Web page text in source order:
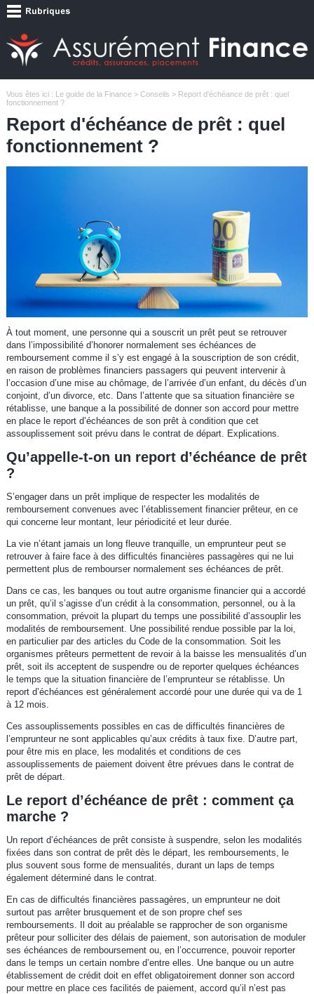
Vous êtes ici : Le guide de la Finance> Conseils > Report d'échéance de prêt : quel
fonctionnement ?
Report d'échéance de prêt : quel
fonctionnement ?
À tout moment, une personne qui a souscrit un prêt peut se retrouver
dans l’impossibilité d’honorer normalement ses échéances de
remboursement comme il s’y est engagé à la souscription de son crédit,
en raison de problèmes financiers passagers qui peuvent intervenir à
l’occasion d’une mise au chômage, de l’arrivée d’un enfant, du décès d’un
conjoint, d’un divorce, etc. Dans l’attente que sa situation financière se
rétablisse, une banque a la possibilité de donner son accord pour mettre
en place le report d’échéances de son prêt à condition que cet
assouplissement soit prévu dans le contrat de départ. Explications.
Qu’appelle-t-on un report d’échéance de prêt
?
S’engager dans un prêt implique de respecter les modalités de
remboursement convenues avec l’établissement financier prêteur, en ce
qui concerne leur montant, leur périodicité et leur durée.
La vie n’étant jamais un long fleuve tranquille, un emprunteur peut se
retrouver à faire face à des difficultés financières passagères qui ne lui
permettent plus de rembourser normalement ses échéances de prêt.
Dans ce cas, les banques ou tout autre organisme financier qui a accordé
un prêt, qu’il s’agisse d’un crédit à la consommation, personnel, ou à la
consommation, prévoit la plupart du temps une possibilité d’assouplir les
modalités de remboursement. Une possibilité rendue possible par la loi,
en particulier par des articles du Code de la consommation. Soit les
organismes prêteurs permettent de revoir à la baisse les mensualités d’un
prêt, soit ils acceptent de suspendre ou de reporter quelques échéances
le temps que la situation financière de l’emprunteur se rétablisse. Un
report d’échéances est généralement accordé pour une durée qui va de 1
à 12 mois.
Ces assouplissements possibles en cas de difficultés financières de
l’emprunteur ne sont applicables qu’aux crédits à taux fixe. D’autre part,
pour être mis en place, les modalités et conditions de ces
assouplissements de paiement doivent être prévues dans le contrat de
prêt de départ.
Le report d’échéance de prêt : comment ça
marche ?
Un report d’échéances de prêt consiste à suspendre, selon les modalités
fixées dans son contrat de prêt dès le départ, les remboursements, le
plus souvent sous forme de mensualités, durant un laps de temps
également déterminé dans le contrat.
En cas de difficultés financières passagères, un emprunteur ne doit
surtout pas arrêter brusquement et de son propre chef ses
remboursements. Il doit au préalable se rapprocher de son organisme
prêteur pour solliciter des délais de paiement, son autorisation de moduler
ses échéances de remboursement ou, en l’occurrence, pouvoir reporter
dans le temps un certain nombre d’entre elles. Une banque ou un autre
établissement de crédit doit en effet obligatoirement donner son accord
pour mettre en place ces facilités de paiement, accord qu’il n’est pas